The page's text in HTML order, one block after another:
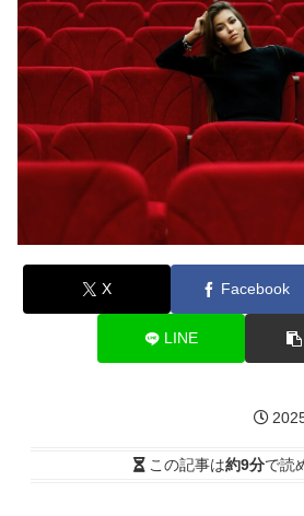
X Facebook
LINE
この記事は約9分で読